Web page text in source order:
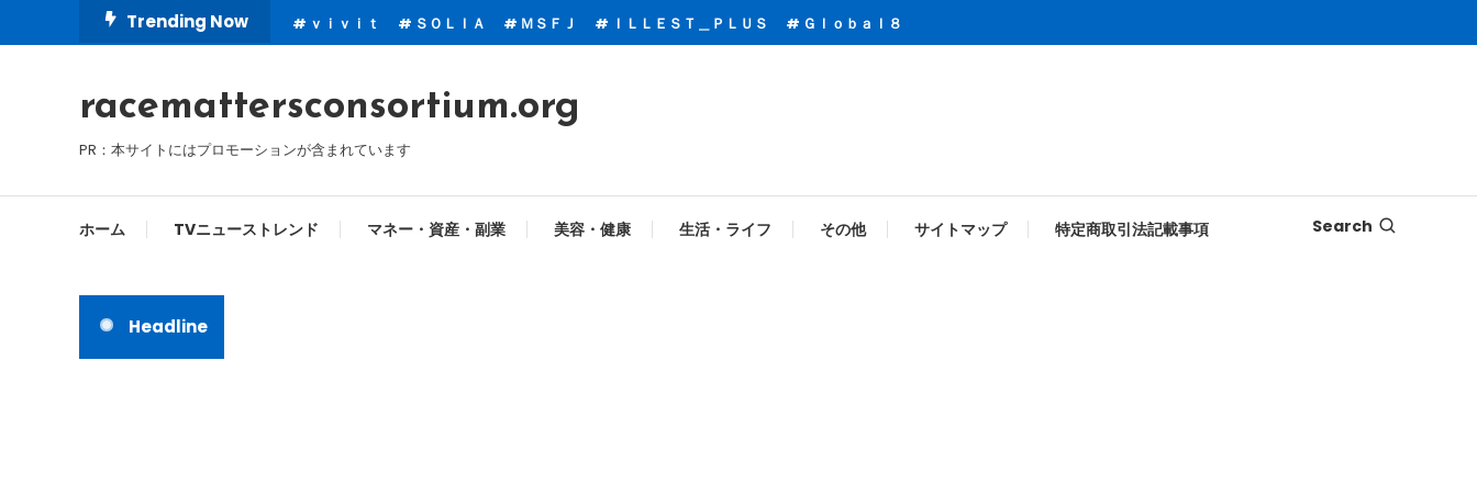
To
Trending Now ｖｉｖｉｔ ＳＯＬＩＡ ＭＳＦＪ ＩＬＬＥＳＴ＿ＰＬＵＳ Ｇｌｏｂａｌ８
racemattersconsortium.org
PR：本サイトにはプロモーションが含まれています
ホーム TVニューストレンド マネー・資産・副業 美容・健康 生活・ライフ その他 サイトマップ 特定商取引法記載事項 Search
Headline